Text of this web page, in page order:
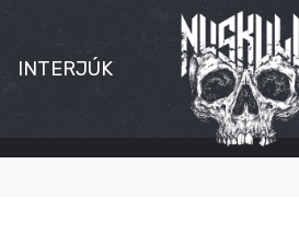
INTERJÚK